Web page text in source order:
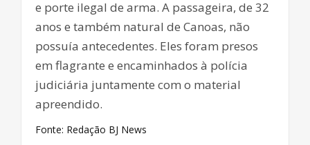
e porte ilegal de arma. A passageira, de 32
anos e também natural de Canoas, não
possuía antecedentes. Eles foram presos
em flagrante e encaminhados à polícia
judiciária juntamente com o material
apreendido.
Fonte: Redação BJ News